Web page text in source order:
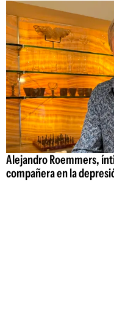
Alejandro Roemmers,
compañera en la